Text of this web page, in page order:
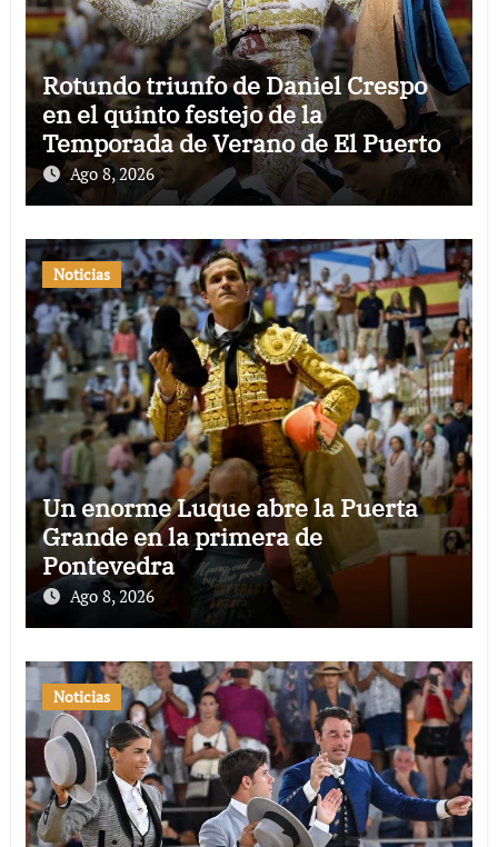
Rotundo triunfo de Daniel Crespo
en el quinto festejo de la
Temporada de Verano de El Puerto
Ago 8, 2026
Noticias
Un enorme Luque abre la Puerta
Grande en la primera de
Pontevedra
Ago 8, 2026
Noticias